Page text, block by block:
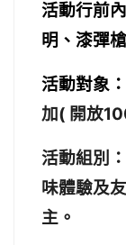
活動行前
明、漆彈
活動對象
加( 開放
活動組別
味體驗及
主。